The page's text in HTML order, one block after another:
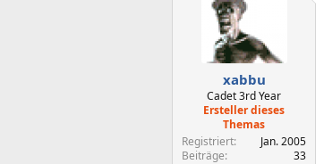
xabbu
Cadet 3rd Year
Ersteller dieses
Themas
Registriert
Jan. 2005
Beiträge
33